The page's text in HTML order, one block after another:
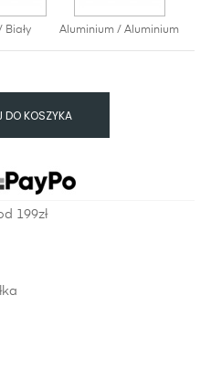
Biały Aluminium / Aluminium
DO KOSZYKA
199zł